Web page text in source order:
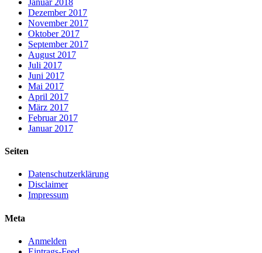
Dezember 2017
November 2017
Oktober 2017
September 2017
August 2017
Juli 2017
Juni 2017
Mai 2017
April 2017
März 2017
Februar 2017
Januar 2017
Seiten
Datenschutzerklärung
Disclaimer
Impressum
Meta
Anmelden